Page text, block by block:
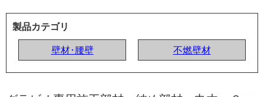
製品カテゴリ
壁材･腰壁
不燃壁材